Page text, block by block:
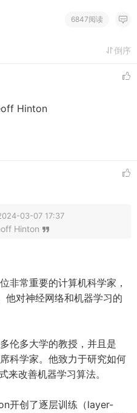
6847阅读
倒序
Hinton
03-07 17:37
Hinton
非常重要的计算机科学家，
他对神经网络和机器学习的
伦多大学的教授，并且是
科学家。他致力于研究如何
来改善机器学习算法。
开创了逐层训练（layer-